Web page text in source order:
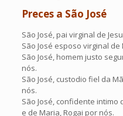
Preces a São José
São José, pai virginal de
São José esposo virginal
São José, homem justo
nós.
São José, custodio fiel da
nós.
São José, confidente intimo
e de Maria, Rogai por nós.